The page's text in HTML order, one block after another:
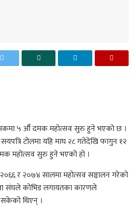
५ औँ दमक महोत्सव सुरु हुने भएको छ ।
टोलमा यहि माघ २८ गतेदेखि फागुन १२
महोत्सव सुरु हुने भएको हो ।
र २०७४ सालमा महोत्सव सञ्चालन गरेको
संघले कोभिड लगायतका कारणले
सकेको थिएन् ।